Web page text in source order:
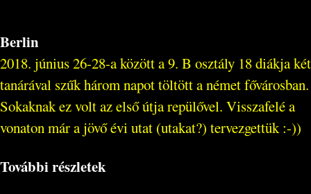
Berlin
2018. június 26-28-a között a 9. B osztály 18 diákja két
tanárával szűk három napot töltött a német fővárosban.
Sokaknak ez volt az első útja repülővel. Visszafelé a
vonaton már a jövő évi utat (utakat?) tervezgettük :-))
További részletek